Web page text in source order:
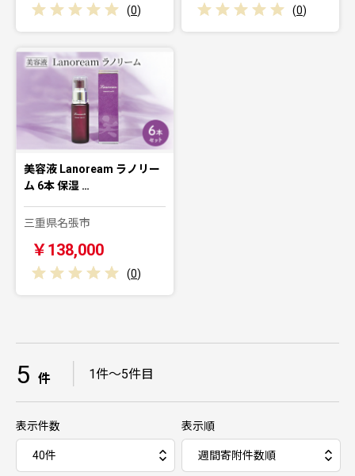
(0) (0)
美容液 Lanoream ラノリー
ム 6本 保湿 …
三重県名張市
￥138,000
(0)
5 件 1件～5件目
表示件数 表示順